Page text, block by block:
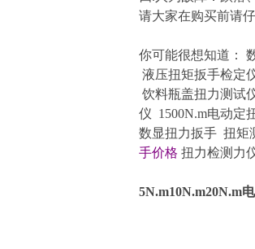
请大家在购买前请
你可能很想知道 ：
液压扭矩扳手检定
饮料瓶盖扭力测试
仪 1500N.m电动定
数显扭力扳手 扭矩
手价格 扭力检测力
5N.m10N.m20N.m